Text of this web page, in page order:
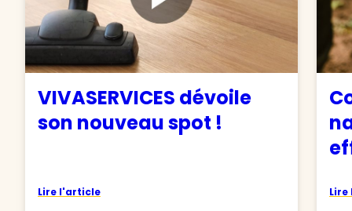
VIVASERVICES dévoile
son nouveau spot !
Lire l'article